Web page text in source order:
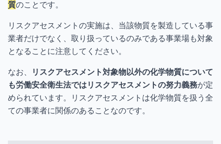
質のことです。
リスクアセスメントの実施は、当該物質を製造している事
業者だけでなく、取り扱っているのみである事業場も対象
となることに注意してください。
なお、
リスクアセスメント対象物以外の化学物質について
も労働安全衛生法ではリスクアセスメントの努力義務が定
められています。リスクアセスメントは化学物質を扱う全
ての事業者に関係のあることなのです。